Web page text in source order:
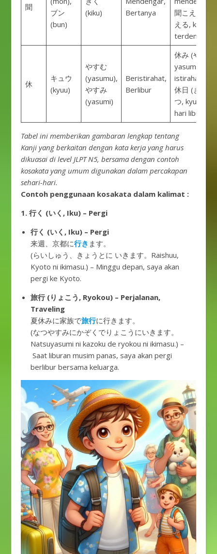
聞
ブン
(bun)
(kiku)
Bertanya
聞こえる (き
える,
terdengar
休
キュウ
(kyuu)
やすむ
(yasumu),
やすみ
(yasumi)
Beristirahat,
Berlibur
休み (やすみ,
yasumi) –
istirahat
休日 (きゅう
つ,
hari libur
Tabel ini memberikan gambaran lengkap tentang
Kanji yang berkaitan dengan kata kerja yang harus
dikuasai di level JLPT N5, bersama dengan contoh
kosakata yang umum digunakan dalam percakapan
sehari-hari.
Contoh penggunaan kosakata dalam kalimat :
1. 行く (いく, Iku) – Pergi
行く (いく, Iku) – Pergi
来週、京都に行き ます。
(らいしゅう、きょうとに いきます。Raishuu,
Kyoto ni ikimasu.) – Minggu depan, saya akan
pergi ke Kyoto.
旅行 (りょこう, Ryokou) – Perjalanan,
Traveling
夏休みに家族で旅行に行きます。
(なつやすみにかぞくでりょこうにいきます。
Natsuyasumi ni kazoku de ryokou ni ikimasu.) –
Saat liburan musim panas, saya akan pergi
berlibur bersama keluarga.